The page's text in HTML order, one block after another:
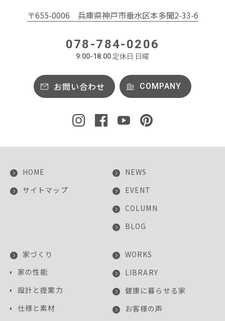
〒655-0006 兵庫県神戸市垂水区本多聞2-33-6
078-784-0206
9:00-18:00 定休日 日曜
お問い合わせ COMPANY
HOME
サイトマップ
NEWS
EVENT
COLUMN
BLOG
家づくり
家の性能
設計と提案力
仕様と素材
WORKS
LIBRARY
健康に暮らせる家
お客様の声